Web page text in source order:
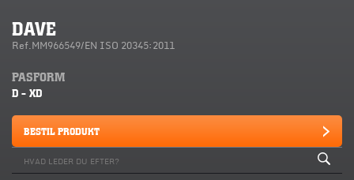
DAVE
Ref.MM966549/EN ISO 20345:2011
PASFORM
D - XD
BESTIL PRODUKT